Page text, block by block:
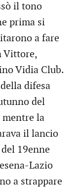
il tono
prima si
a fare
Vittore,
Vidia Club.
difesa
del
mentre la
il lancio
19enne
Lazio
a strappare